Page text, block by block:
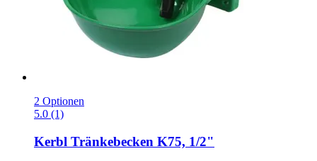
2 Optionen
5.0 (1)
Kerbl Tränkebecken K75, 1/2"